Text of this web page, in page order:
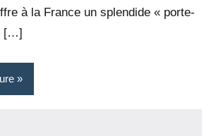
à la France un splendide « porte-
[…]